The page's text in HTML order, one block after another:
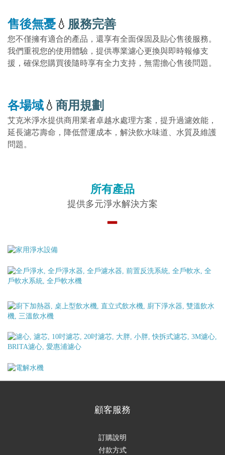
售後無憂 💧 服務完善
您不僅擁有適合的產品，還享有全面保固及貼心售後服務。
我們重視您的使用體驗，提供專業濾心更換與即時報修支
援，確保您購買後隨時享有全力支持，無需擔心售後問題。
各場域 💧 商用規劃
艾克米淨水提供商用業者卓越水處理方案，提升過濾效能，
延長濾芯壽命，降低營運成本，解決飲水味道、水質及維護
問題。
所有產品
提供多元淨水解決方案
▂
顧客服務
訂購說明
付款方式